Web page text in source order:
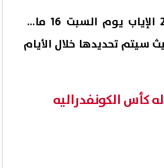
موعد مباراة الزمالك في نهائي الكونفدرالية 2026 الإياب يوم السبت 16 مايو
سيتم تحديدها خلال الأيام
كأس الكونفدراليه